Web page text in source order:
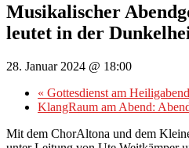
Musikalischer
leutet in der
28. Januar 2024 @ 18:00
« Gottesdienst am
KlangRaum am Abend:
Mit dem ChorAltona und dem